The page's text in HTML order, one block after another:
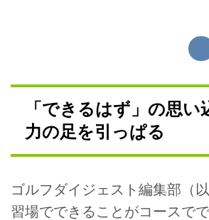
「できるはず」の思い
力の足を引っぱる
ゴルフダイジェスト編集部（
習場でできることがコースで